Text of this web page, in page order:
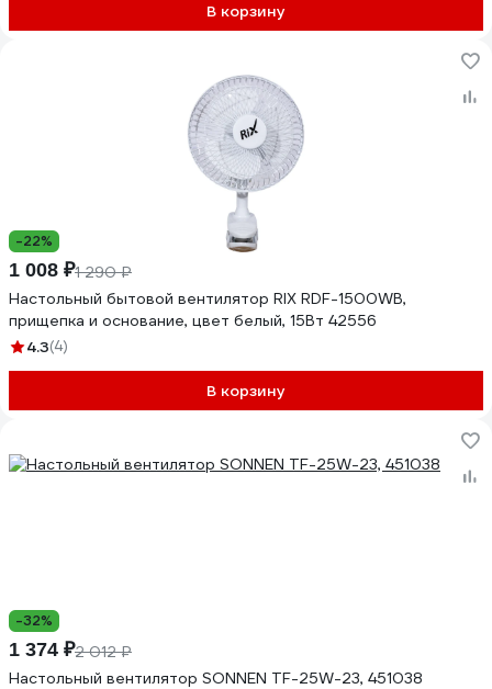
В корзину
-22%
1 008 ₽1 290 ₽
Настольный бытовой вентилятор RIX RDF-1500WB,
прищепка и основание, цвет белый, 15Вт 42556
4.3(4)
В корзину
-32%
1 374 ₽2 012 ₽
Настольный вентилятор SONNEN TF-25W-23, 451038